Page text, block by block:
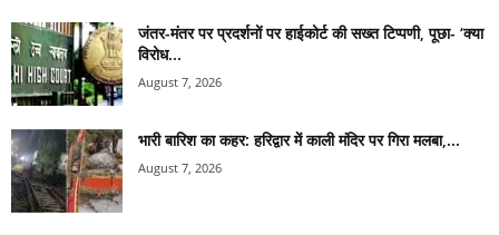
जंतर-मंतर पर प्रदर्शनों पर हाईकोर्ट की सख्त टिप्पणी, पूछा- ‘क्या
विरोध...
August 7, 2026
भारी बारिश का कहर: हरिद्वार में काली मंदिर पर गिरा मलबा,...
August 7, 2026